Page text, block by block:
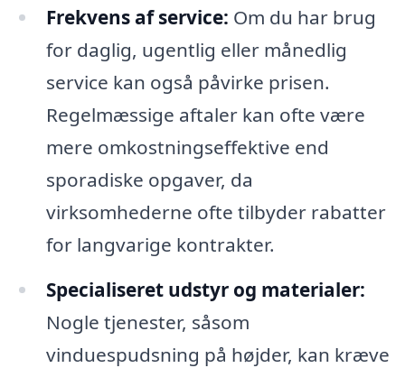
Frekvens af service: Om du har brug
for daglig, ugentlig eller månedlig
service kan også påvirke prisen.
Regelmæssige aftaler kan ofte være
mere omkostningseffektive end
sporadiske opgaver, da
virksomhederne ofte tilbyder rabatter
for langvarige kontrakter.
Specialiseret udstyr og materialer:
Nogle tjenester, såsom
vinduespudsning på højder, kan kræve